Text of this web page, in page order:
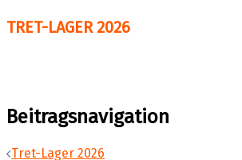
TRET-LAGER 2026
Beitragsnavigation
Tret-Lager 2026